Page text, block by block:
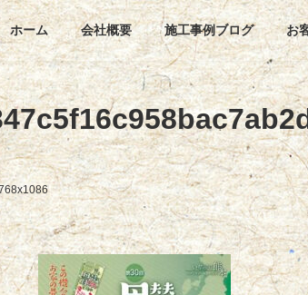
ホーム 会社概要 施工事例ブログ お